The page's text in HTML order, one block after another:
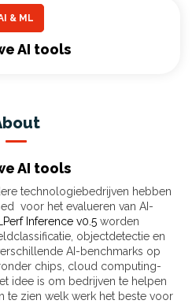
& ML
AI tools
AI tools
technologiebedrijven hebben
voor het evalueren van AI-
Inference v0.5 worden
objectdetectie en
AI-benchmarks op
chips, cloud computing-
idee is om bedrijven te helpen
te zien welk werk het beste voor